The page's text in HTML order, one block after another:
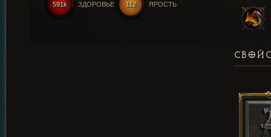
112 ЯРОСТЬ
591k ЗДОРОВЬЕ